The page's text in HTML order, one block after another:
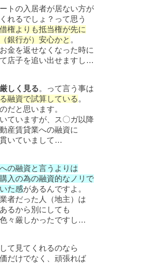
トの入居者が居ない方が
れるでしょ？って思う
権よりも抵当権が先に
銀行が）安心かと 。
金を返せなくなった時に
店子を追い出せますし…
しく見る。って言う事は
融資で試算している。
だと思います。
ていますが、ス〇ガ以降
産賃貸業への融資に
いていまして…
の融資と言うよりは
入の為の融資的なノリで
た感があるんですよ。
者だった人（地主）は
るから別にしても
々厳しかったですし…
て見てくれるのなら
だけでなく、頑張れば